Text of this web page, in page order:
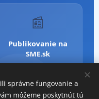
📰
Publikovanie na
SME.sk
správne fungovanie a
môžeme poskytnúť tú